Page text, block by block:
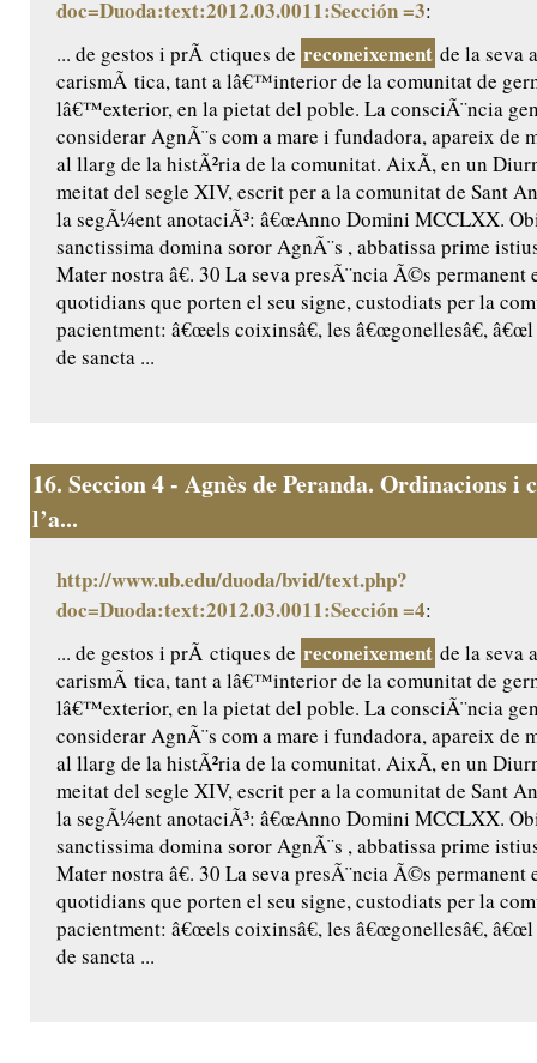
doc=Duoda:text:2012.03.0011:Sección =3:
... de gestos i prÃ ctiques de reconeixement de la seva
carismÃ tica, tant a lâ€™interior de la comunitat de
lâ€™exterior, en la pietat del poble. La consciÃ¨ncia
considerar AgnÃ¨s com a mare i fundadora, apareix de
al llarg de la histÃ²ria de la comunitat. AixÃ­, en un
meitat del segle XIV, escrit per a la comunitat de Sant
la segÃ¼ent anotaciÃ³: â€œAnno Domini MCCLXX.
sanctissima domina soror AgnÃ¨s , abbatissa prime
Mater nostra â€. 30 La seva presÃ¨ncia Ã©s permanent
quotidians que porten el seu signe, custodiats per la
pacientment: â€œels coixinsâ€, les â€œgonellesâ€,
de sancta ...
16. Seccion 4 - Agnès de Peranda. Ordinacions i
l’a...
http://www.ub.edu/duoda/bvid/text.php?
doc=Duoda:text:2012.03.0011:Sección =4:
... de gestos i prÃ ctiques de reconeixement de la seva
carismÃ tica, tant a lâ€™interior de la comunitat de
lâ€™exterior, en la pietat del poble. La consciÃ¨ncia
considerar AgnÃ¨s com a mare i fundadora, apareix de
al llarg de la histÃ²ria de la comunitat. AixÃ­, en un
meitat del segle XIV, escrit per a la comunitat de Sant
la segÃ¼ent anotaciÃ³: â€œAnno Domini MCCLXX.
sanctissima domina soror AgnÃ¨s , abbatissa prime
Mater nostra â€. 30 La seva presÃ¨ncia Ã©s permanent
quotidians que porten el seu signe, custodiats per la
pacientment: â€œels coixinsâ€, les â€œgonellesâ€,
de sancta ...